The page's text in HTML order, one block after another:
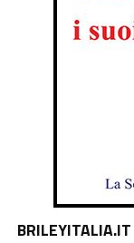
BRILEYITALIA.IT